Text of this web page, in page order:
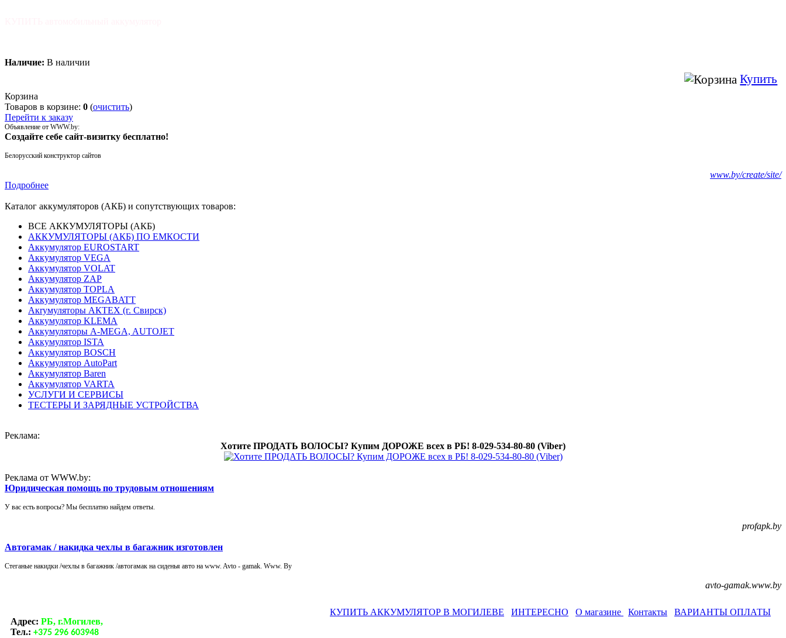
Наличие: В наличии
Купить
Корзина
Товаров в корзине: 0 (очистить)
Перейти к заказу
Объявление от WWW.by:
Создайте себе сайт-визитку бесплатно!
Белорусский конструктор сайтов
www.by/create/site/
Подробнее
Каталог аккумуляторов (АКБ) и сопутствующих товаров:
ВСЕ АККУМУЛЯТОРЫ (АКБ)
АККУМУЛЯТОРЫ (АКБ) ПО ЕМКОСТИ
Аккумулятор EUROSTART
Аккумулятор VEGA
Аккумулятор VOLAT
Аккумулятор ZAP
Аккумулятор TOPLA
Аккумулятор MEGABATT
Акrумуляторы АКТЕХ (г. Свирск)
Аккумулятор KLEMA
Аккумуляторы A-MEGA, AUTOJET
Аккумулятор ISTA
Аккумулятор BOSCH
Аккумулятор AutoPart
Аккумулятор Baren
Аккумулятор VARTA
УСЛУГИ И СЕРВИСЫ
ТЕСТЕРЫ И ЗАРЯДНЫЕ УСТРОЙСТВА
Реклама:
Хотите ПРОДАТЬ ВОЛОСЫ? Купим ДОРОЖЕ всех в РБ! 8-029-534-80-80 (Viber)
Реклама от WWW.by:
Юридическая помощь по трудовым отношениям
У вас есть вопросы? Мы бесплатно найдем ответы.
profapk.by
Автогамак / накидка чехлы в багажник изготовлен
Стеганые накидки /чехлы в багажник /автогамак на сиденья авто на www. Avto - gamak. Www. By
avto-gamak.www.by
Адрес: РБ, г.Могилев,
Тел.: +375 296 603948
КУПИТЬ АККУМУЛЯТОР В МОГИЛЕВЕ ИНТЕРЕСНО О магазине Контакты ВАРИАНТЫ ОПЛАТЫ